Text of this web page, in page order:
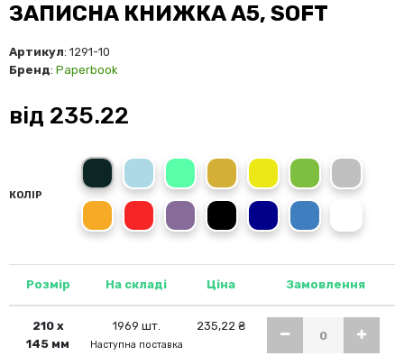
ЗАПИСНА КНИЖКА А5, SOFT
Артикул: 1291-10
Бренд: Paperbook
від 235.22
КОЛІР
сірий блакитнийсвітло-зелений
золотийжовтийзеленийсрібний
помаранчевий
червонийсвітло-фіолетовий
чорний темно-синій
синій
Розмір На складі Ціна Замовлення
210 х
145 мм
1969 шт.
Наступна поставка
235,22 ₴